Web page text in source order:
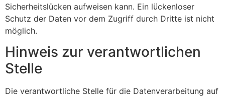
Sicherheitslücken aufweisen kann. Ein lückenloser
Schutz der Daten vor dem Zugriff durch Dritte ist nicht
möglich.
Hinweis zur verantwortlichen
Stelle
Die verantwortliche Stelle für die Datenverarbeitung auf